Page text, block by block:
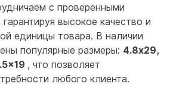
с проверенными
высокое качество и
единицы товара. В наличии
популярные размеры: 4.8x29,
, что позволяет
любого клиента.